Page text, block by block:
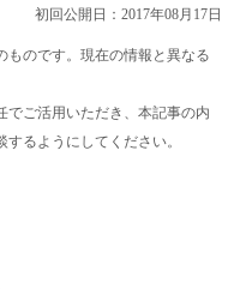
初回公開日：2017年08月17日
ものです。現在の情報と異なる
でご活用いただき、本記事の内
るようにしてください。